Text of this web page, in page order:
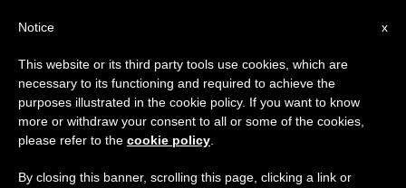
DICASTERI
x
Notice
This website or its third party tools use cookies, which are
necessary to its functioning and required to achieve the
purposes illustrated in the cookie policy. If you want to know
more or withdraw your consent to all or some of the cookies,
please refer to the cookie policy
By closing this banner, scrolling this page, clicking a link or